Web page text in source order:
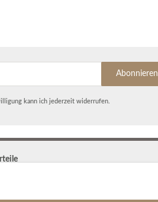
Abonnieren
kann ich jederzeit widerrufen.